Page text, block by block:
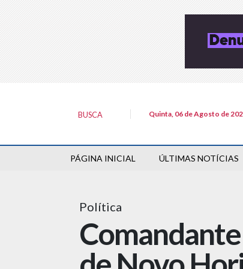
BUSCA Quinta, 06 de Agosto de
PÁGINA INICIAL ÚLTIMAS NOTÍCIAS
Política